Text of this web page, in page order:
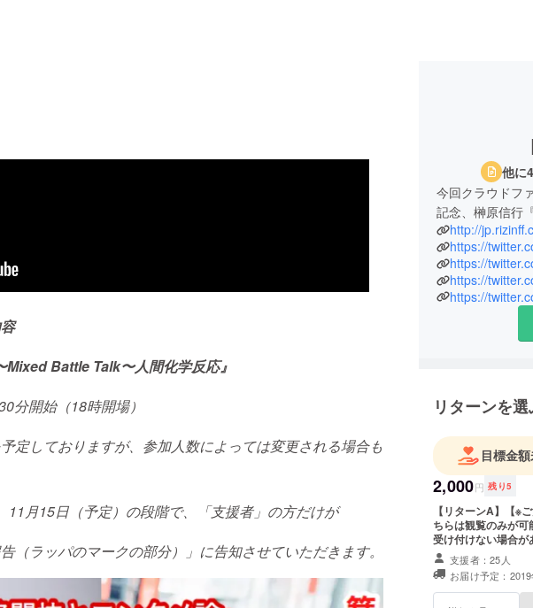
Battle Talk〜人間化学反応』
分開始（18時開場）
定しておりますが、参加人数によっては変更される場合も
11月15日（予定）の段階で、「支援者」の方だけが
（ラッパのマークの部分）」に告知させていただきます。
他に
今回クラウドフ
http://
https://
https://
https://
https://
リターンを
目標金
2,000円 残り5
【リターンA】【※
ちらは観覧のみが
受け付けない場合
た方にのみ、開催
ち見になる可能性あ
支援者：25人
お届け予定：